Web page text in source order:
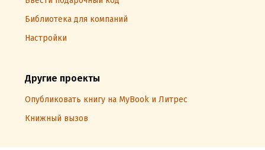
Библиотека для компаний
Настройки
Другие проекты
Опубликовать книгу на MyBook и Литрес
Книжный вызов